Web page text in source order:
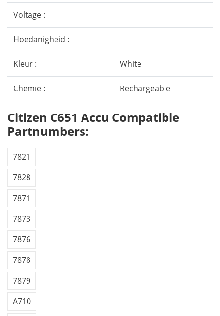
Voltage :
Hoedanigheid :
Kleur : White
Chemie : Rechargeable
Citizen C651 Accu Compatible
Partnumbers:
7821
7828
7871
7873
7876
7878
7879
A710